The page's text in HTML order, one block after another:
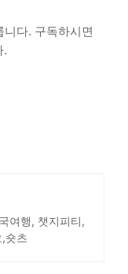
다. 구독하시면
.
여행, 챗지피티,
숏츠